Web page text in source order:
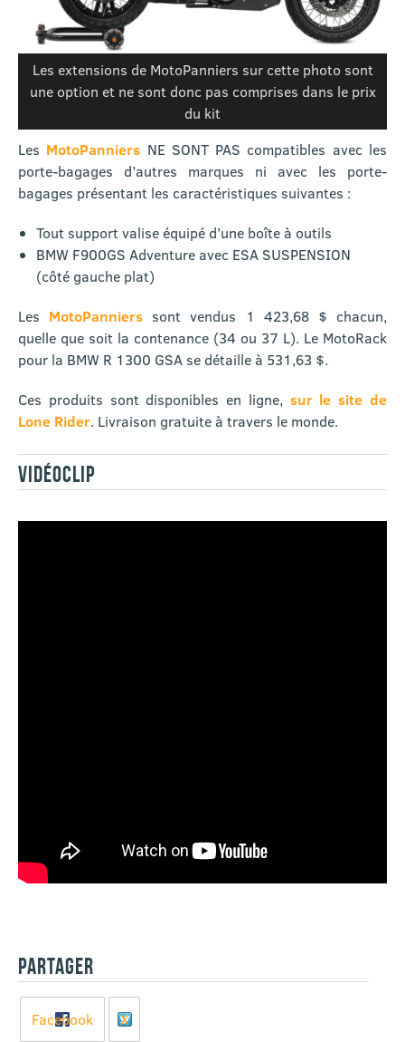
Les extensions de MotoPanniers sur cette photo sont
une option et ne sont donc pas comprises dans le prix
du kit
Les MotoPanniers NE SONT PAS compatibles avec les
porte-bagages d’autres marques ni avec les porte-
bagages présentant les caractéristiques suivantes :
Tout support valise équipé d’une boîte à outils
BMW F900GS Adventure avec ESA SUSPENSION
(côté gauche plat)
Les MotoPanniers sont vendus 1 423,68 $ chacun,
quelle que soit la contenance (34 ou 37 L). Le MotoRack
pour la BMW R 1300 GSA se détaille à 531,63 $.
Ces produits sont disponibles en ligne, sur le site de
Lone Rider. Livraison gratuite à travers le monde.
VIDÉOCLIP
PARTAGER
Facebook
X